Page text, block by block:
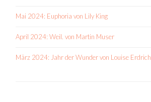
Mai 2024: Euphoria von Lily King
April 2024: Weil. von Martin Muser
März 2024: Jahr der Wunder von Louise Erdrich